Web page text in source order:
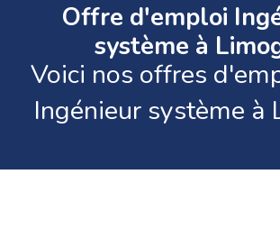
Offre d'emploi
système à
Voici nos offres
Ingénieur système à